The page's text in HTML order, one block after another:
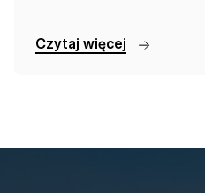
Czytaj więcej